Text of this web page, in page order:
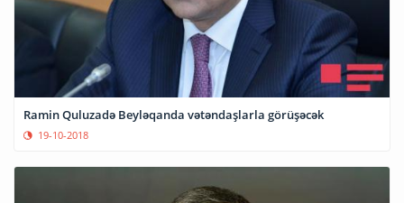
Ramin Quluzadə Beyləqanda vətəndaşlarla görüşəcək
19-10-2018